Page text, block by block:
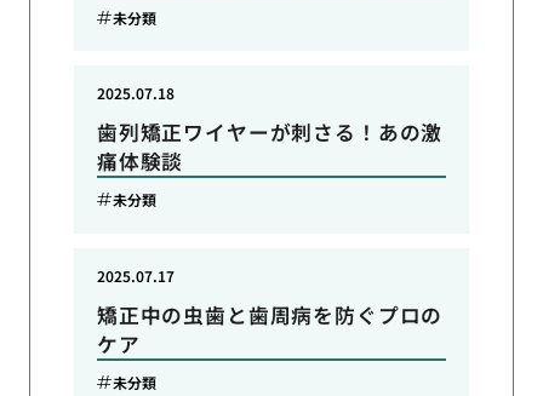
未分類
歯列矯正ワイヤーが刺さる！あの激
痛体験談
2025.07.18
未分類
矯正中の虫歯と歯周病を防ぐプロの
ケア
2025.07.17
未分類